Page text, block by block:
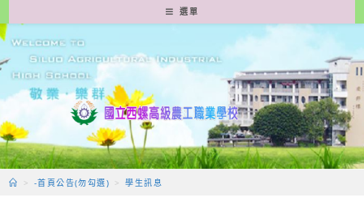
轉
至
要
容
選單
> -首頁公告(勿勾選) > 學生訊息